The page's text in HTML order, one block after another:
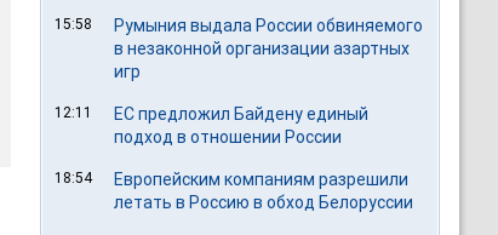
15:58
Румыния выдала России обвиняемого
в незаконной организации азартных
игр
12:11
ЕС предложил Байдену единый
подход в отношении России
18:54
Европейским компаниям разрешили
летать в Россию в обход Белоруссии